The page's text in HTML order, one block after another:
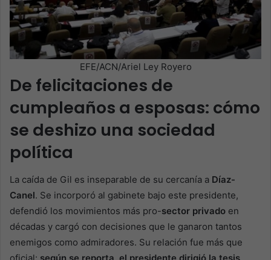
EFE/ACN/Ariel Ley Royero
De felicitaciones de
cumpleaños a esposas: cómo
se deshizo una sociedad
política
La caída de Gil es inseparable de su cercanía a Díaz-
Canel. Se incorporó al gabinete bajo este presidente,
defendió los movimientos más pro-sector privado en
décadas y cargó con decisiones que le ganaron tantos
enemigos como admiradores. Su relación fue más que